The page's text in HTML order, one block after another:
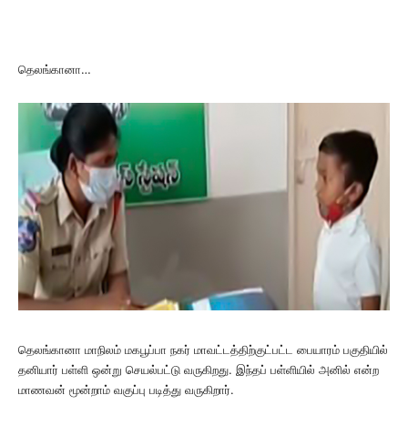
தெலங்கானா…
தெலங்கானா மாநிலம் மகபூப்பா நகர் மாவட்டத்திற்குட்பட்ட பையாரம் பகுதியில்
தனியார் பள்ளி ஒன்று செயல்பட்டு வருகிறது. இந்தப் பள்ளியில் அனில் என்ற
மாணவன் மூன்றாம் வகுப்பு படித்து வருகிறார்.